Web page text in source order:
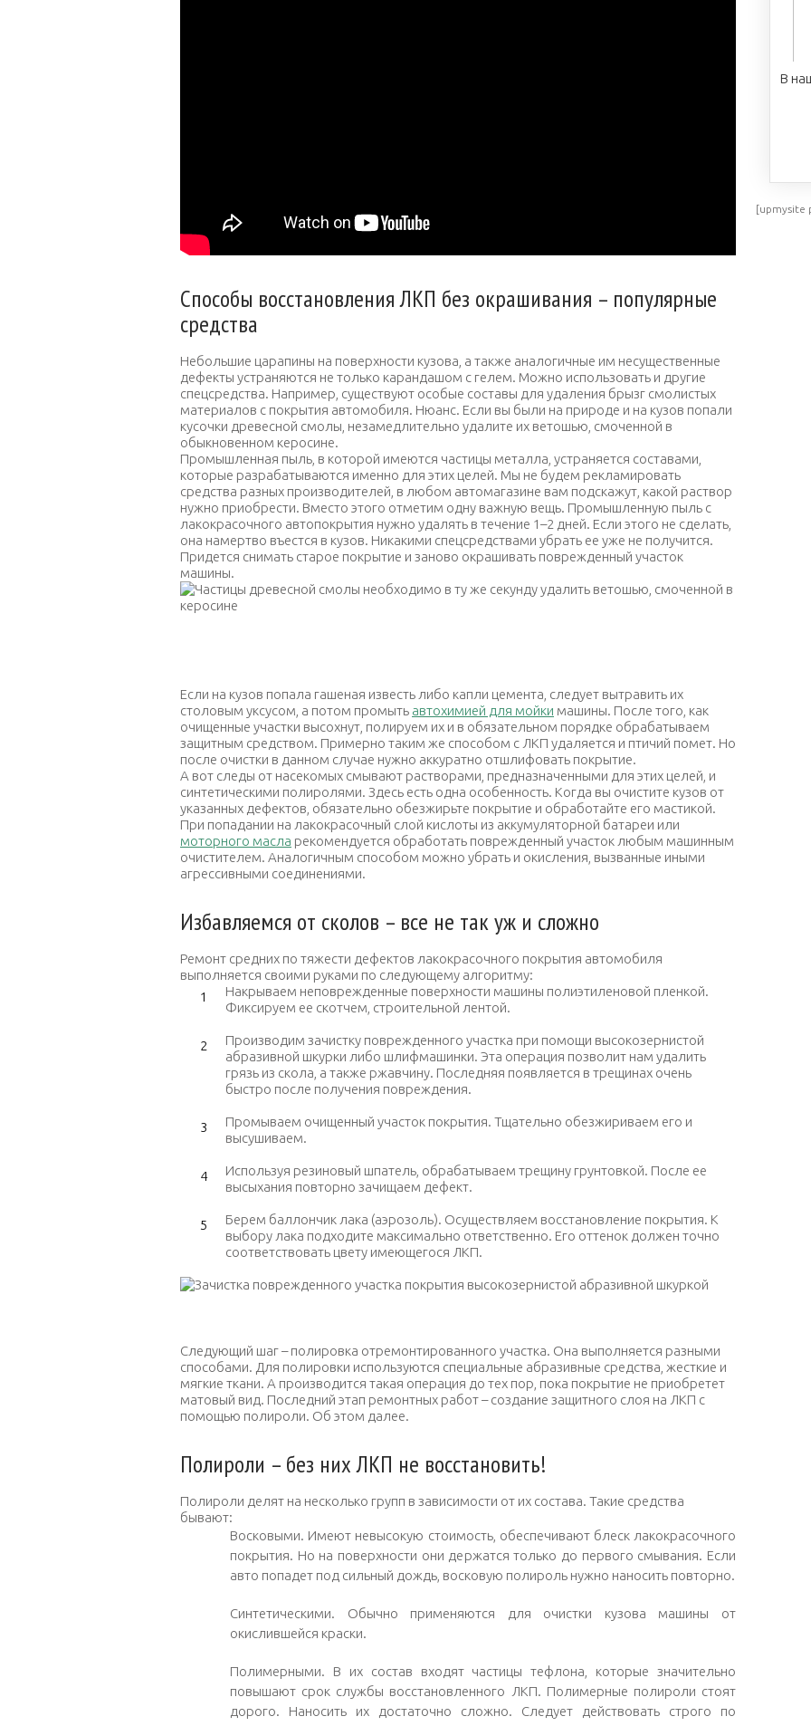
Способы восстановления ЛКП без окрашивания – популярные
средства
Небольшие царапины на поверхности кузова, а также аналогичные им несущественные
дефекты устраняются не только карандашом с гелем. Можно использовать и другие
спецсредства. Например, существуют особые составы для удаления брызг смолистых
материалов с покрытия автомобиля. Нюанс. Если вы были на природе и на кузов попали
кусочки древесной смолы, незамедлительно удалите их ветошью, смоченной в
обыкновенном керосине.
Промышленная пыль, в которой имеются частицы металла, устраняется составами,
которые разрабатываются именно для этих целей. Мы не будем рекламировать
средства разных производителей, в любом автомагазине вам подскажут, какой раствор
нужно приобрести. Вместо этого отметим одну важную вещь. Промышленную пыль с
лакокрасочного автопокрытия нужно удалять в течение 1–2 дней. Если этого не сделать,
она намертво въестся в кузов. Никакими спецсредствами убрать ее уже не получится.
Придется снимать старое покрытие и заново окрашивать поврежденный участок
машины.
Если на кузов попала гашеная известь либо капли цемента, следует вытравить их
столовым уксусом, а потом промыть автохимией для мойки машины. После того, как
очищенные участки высохнут, полируем их и в обязательном порядке обрабатываем
защитным средством. Примерно таким же способом с ЛКП удаляется и птичий помет. Но
после очистки в данном случае нужно аккуратно отшлифовать покрытие.
А вот следы от насекомых смывают растворами, предназначенными для этих целей, и
синтетическими полиролями. Здесь есть одна особенность. Когда вы очистите кузов от
указанных дефектов, обязательно обезжирьте покрытие и обработайте его мастикой.
При попадании на лакокрасочный слой кислоты из аккумуляторной батареи или
моторного масла рекомендуется обработать поврежденный участок любым машинным
очистителем. Аналогичным способом можно убрать и окисления, вызванные иными
агрессивными соединениями.
Избавляемся от сколов – все не так уж и сложно
Ремонт средних по тяжести дефектов лакокрасочного покрытия автомобиля
выполняется своими руками по следующему алгоритму:
Накрываем неповрежденные поверхности машины полиэтиленовой пленкой.
Фиксируем ее скотчем, строительной лентой.
Производим зачистку поврежденного участка при помощи высокозернистой
абразивной шкурки либо шлифмашинки. Эта операция позволит нам удалить
грязь из скола, а также ржавчину. Последняя появляется в трещинах очень
быстро после получения повреждения.
Промываем очищенный участок покрытия. Тщательно обезжириваем его и
высушиваем.
Используя резиновый шпатель, обрабатываем трещину грунтовкой. После ее
высыхания повторно зачищаем дефект.
Берем баллончик лака (аэрозоль). Осуществляем восстановление покрытия. К
выбору лака подходите максимально ответственно. Его оттенок должен точно
соответствовать цвету имеющегося ЛКП.
Следующий шаг – полировка отремонтированного участка. Она выполняется разными
способами. Для полировки используются специальные абразивные средства, жесткие и
мягкие ткани. А производится такая операция до тех пор, пока покрытие не приобретет
матовый вид. Последний этап ремонтных работ – создание защитного слоя на ЛКП с
помощью полироли. Об этом далее.
Полироли – без них ЛКП не восстановить!
Полироли делят на несколько групп в зависимости от их состава. Такие средства
бывают:
Восковыми. Имеют невысокую стоимость, обеспечивают блеск лакокрасочного
покрытия. Но на поверхности они держатся только до первого смывания. Если
авто попадет под сильный дождь, восковую полироль нужно наносить повторно.
Синтетическими. Обычно применяются для очистки кузова машины от
окислившейся краски.
Полимерными. В их состав входят частицы тефлона, которые значительно
повышают срок службы восстановленного ЛКП. Полимерные полироли стоят
дорого. Наносить их достаточно сложно. Следует действовать строго по
В
[upmysite